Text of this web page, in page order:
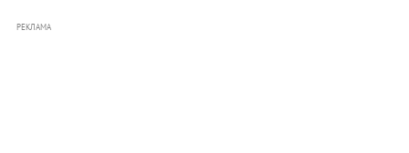
РЕКЛАМА